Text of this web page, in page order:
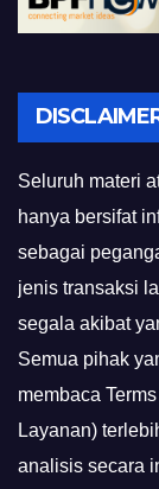
Seluruh materi
hanya bersifat
sebagai
jenis transaksi
segala akibat
Semua pihak
membaca
Layanan)
analisis secara